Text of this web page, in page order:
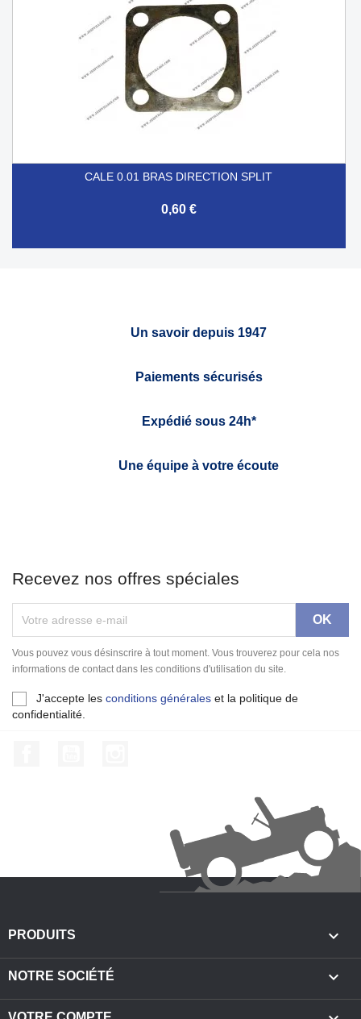
CALE 0.01 BRAS DIRECTION SPLIT
0,60 €
Un savoir depuis 1947
Paiements sécurisés
Expédié sous 24h*
Une équipe à votre écoute
Recevez nos offres spéciales
Vous pouvez vous désinscrire à tout moment. Vous trouverez pour cela nos
informations de contact dans les conditions d'utilisation du site.
J'accepte les conditions générales et la politique de
confidentialité.
PRODUITS 
NOTRE SOCIÉTÉ 